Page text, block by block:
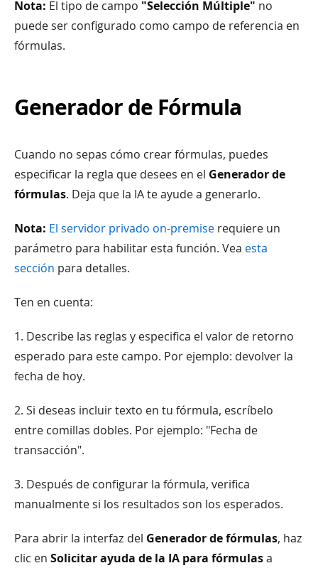
Nota: El tipo de campo "Selección Múltiple" no
puede ser configurado como campo de referencia en
fórmulas.
Generador de Fórmula
Cuando no sepas cómo crear fórmulas, puedes
especificar la regla que desees en el Generador de
fórmulas. Deja que la IA te ayude a generarlo.
Nota: El servidor privado on-premise requiere un
parámetro para habilitar esta función. Vea esta
sección para detalles.
Ten en cuenta:
1. Describe las reglas y especifica el valor de retorno
esperado para este campo. Por ejemplo: devolver la
fecha de hoy.
2. Si deseas incluir texto en tu fórmula, escríbelo
entre comillas dobles. Por ejemplo: "Fecha de
transacción".
3. Después de configurar la fórmula, verifica
manualmente si los resultados son los esperados.
Para abrir la interfaz del Generador de fórmulas, haz
clic en Solicitar ayuda de la IA para fórmulasa